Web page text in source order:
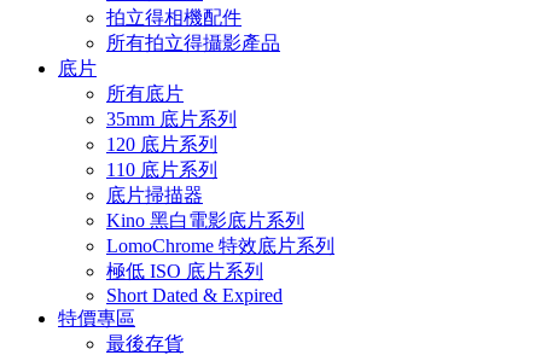
拍立得相機配件
所有拍立得攝影產品
底片
所有底片
35mm 底片系列
120 底片系列
110 底片系列
底片掃描器
Kino 黑白電影底片系列
LomoChrome 特效底片系列
極低 ISO 底片系列
Short Dated & Expired
特價專區
最後存貨